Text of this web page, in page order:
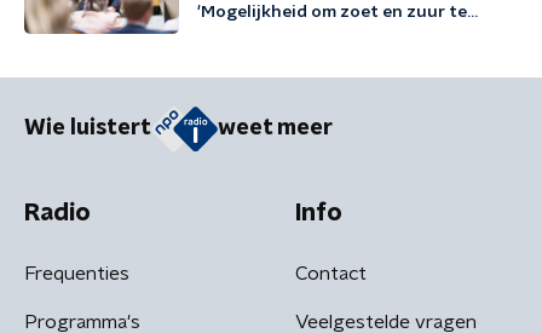
'Mogelijkheid om zoet en zuur te
Wie luistert weet meer
Radio
Frequenties
Programma's
Info
Contact
Veelgestelde vragen